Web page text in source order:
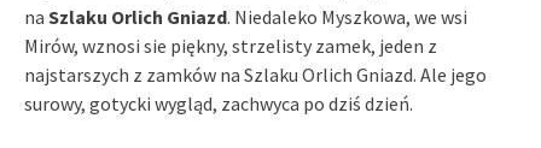
na Szlaku Orlich Gniazd. Niedaleko Myszkowa, we wsi
Mirów, wznosi sie piękny, strzelisty zamek, jeden z
najstarszych z zamków na Szlaku Orlich Gniazd. Ale jego
surowy, gotycki wygląd, zachwyca po dziś dzień.